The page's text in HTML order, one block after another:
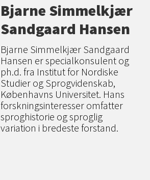
Bjarne Simmelkjær
Sandgaard Hansen
Bjarne Simmelkjær Sandgaard
Hansen er specialkonsulent og
ph.d. fra Institut for Nordiske
Studier og Sprogvidenskab,
Københavns Universitet. Hans
forskningsinteresser omfatter
sproghistorie og sproglig
variation i bredeste forstand.